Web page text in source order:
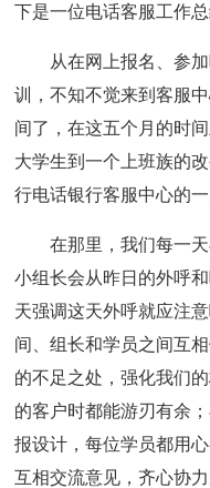
下是一位电话客服工作总
从在网上报名、参
训，不知不觉来到客服
间了，在这五个月的时
大学生到一个上班族的
行电话银行客服中心的一
在那里，我们每一
小组长会从昨日的外呼
天强调这天外呼就应注
间、组长和学员之间互
的不足之处，强化我们
的客户时都能游刃有余
报设计，每位学员都用
互相交流意见，齐心协